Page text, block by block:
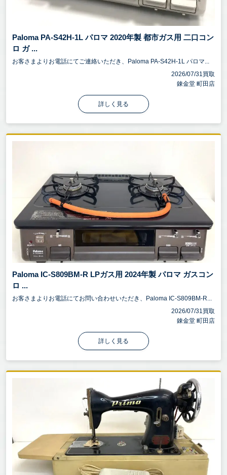
Paloma PA-S42H-1L パロマ 2020年製 都市ガス用 二口コン
ロ ガ ...
お客さまよりお電話にてご連絡いただき、Paloma PA-S42H-1L パロマ...
2026/07/31買取
錬金堂 町田店
詳しく見る
Paloma IC-S809BM-R LPガス用 2024年製 パロマ ガスコン
ロ ...
お客さまよりお電話にてお問い合わせいただき、Paloma IC-S809BM-R...
2026/07/31買取
錬金堂 町田店
詳しく見る